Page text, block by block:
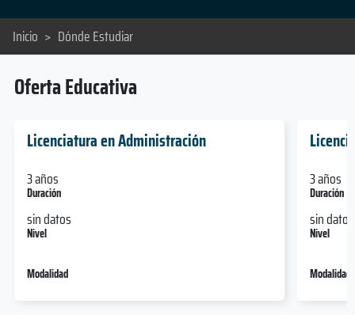
Inicio > Dónde Estudiar
Oferta Educativa
Licenciatura en Administración
3 años
Duración
sin datos
Nivel
Modalidad
3 años
Duración
sin datos
Nivel
Modalidad